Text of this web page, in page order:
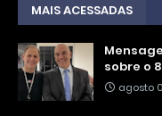
MAIS ACESSADAS
sobre o
agosto